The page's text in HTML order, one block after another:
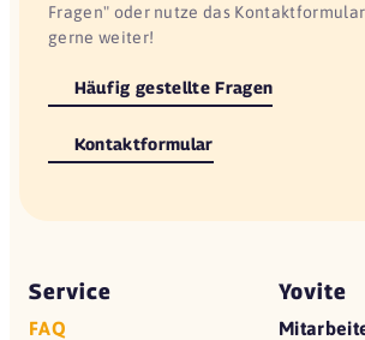
Fragen" oder nutze das
gerne weiter!
Häufig gestellte Fragen
Kontaktformular
Service
FAQ
Yovite